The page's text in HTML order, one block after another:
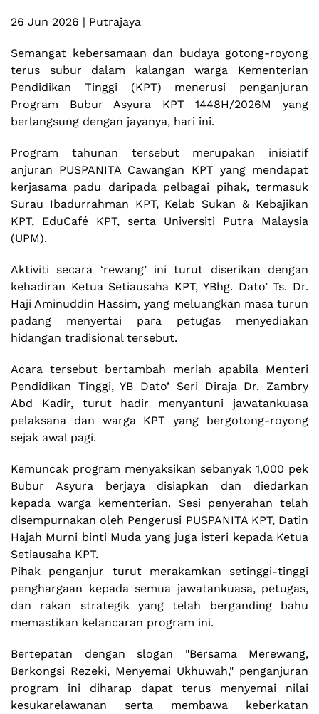
26 Jun 2026 | Putrajaya
Semangat kebersamaan dan budaya gotong-royong
terus subur dalam kalangan warga Kementerian
Pendidikan Tinggi (KPT) menerusi penganjuran
Program Bubur Asyura KPT 1448H/2026M yang
berlangsung dengan jayanya, hari ini.
Program tahunan tersebut merupakan inisiatif
anjuran PUSPANITA Cawangan KPT yang mendapat
kerjasama padu daripada pelbagai pihak, termasuk
Surau Ibadurrahman KPT, Kelab Sukan & Kebajikan
KPT, EduCafé KPT, serta Universiti Putra Malaysia
(UPM).
Aktiviti secara ‘rewang’ ini turut diserikan dengan
kehadiran Ketua Setiausaha KPT, YBhg. Dato’ Ts. Dr.
Haji Aminuddin Hassim, yang meluangkan masa turun
padang menyertai para petugas menyediakan
hidangan tradisional tersebut.
Acara tersebut bertambah meriah apabila Menteri
Pendidikan Tinggi, YB Dato’ Seri Diraja Dr. Zambry
Abd Kadir, turut hadir menyantuni jawatankuasa
pelaksana dan warga KPT yang bergotong-royong
sejak awal pagi.
Kemuncak program menyaksikan sebanyak 1,000 pek
Bubur Asyura berjaya disiapkan dan diedarkan
kepada warga kementerian. Sesi penyerahan telah
disempurnakan oleh Pengerusi PUSPANITA KPT, Datin
Hajah Murni binti Muda yang juga isteri kepada Ketua
Setiausaha KPT.
Pihak penganjur turut merakamkan setinggi-tinggi
penghargaan kepada semua jawatankuasa, petugas,
dan rakan strategik yang telah berganding bahu
memastikan kelancaran program ini.
Bertepatan dengan slogan "Bersama Merewang,
Berkongsi Rezeki, Menyemai Ukhuwah," penganjuran
program ini diharap dapat terus menyemai nilai
kesukarelawanan serta membawa keberkatan